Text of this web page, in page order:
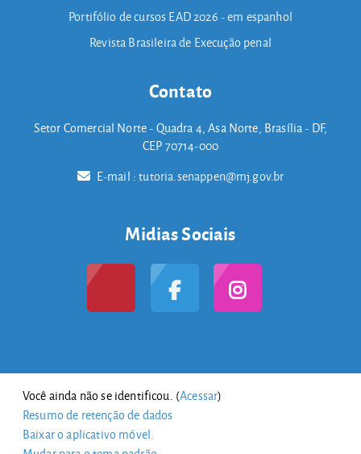
Portifólio de cursos EAD 2026 - em espanhol
Revista Brasileira de Execução penal
Contato
Setor Comercial Norte - Quadra 4, Asa Norte, Brasília - DF,
CEP 70714-000
E-mail :tutoria.senappen@mj.gov.br
Midias Sociais
Você ainda não se identificou. (Acessar)
Resumo de retenção de dados
Baixar o aplicativo móvel.